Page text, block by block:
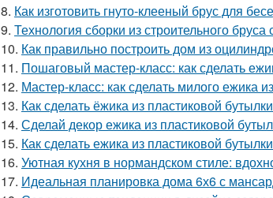
8. Как изготовить гнуто-клееный брус для
9. Технология сборки из строительного
10. Как правильно построить дом из
11. Пошаговый мастер-класс: как сделать
12. Мастер-класс: как сделать милого ежика
13. Как сделать ёжика из пластиковой
14. Сделай декор ежика из пластиковой
15. Как сделать ежика из пластиковой
16. Уютная кухня в нормандском стиле:
17. Идеальная планировка дома 6х6 с